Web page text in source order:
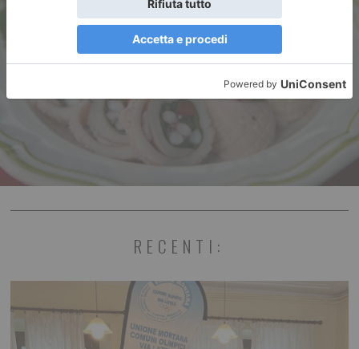
ARTICOLO SUCCESSIVO
Calamari, speciali in tutte le
stagioni
RECENTI: